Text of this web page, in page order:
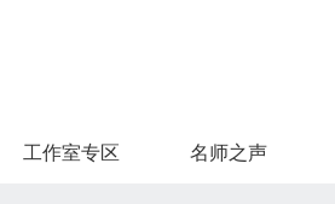
工作室专区 名师之声